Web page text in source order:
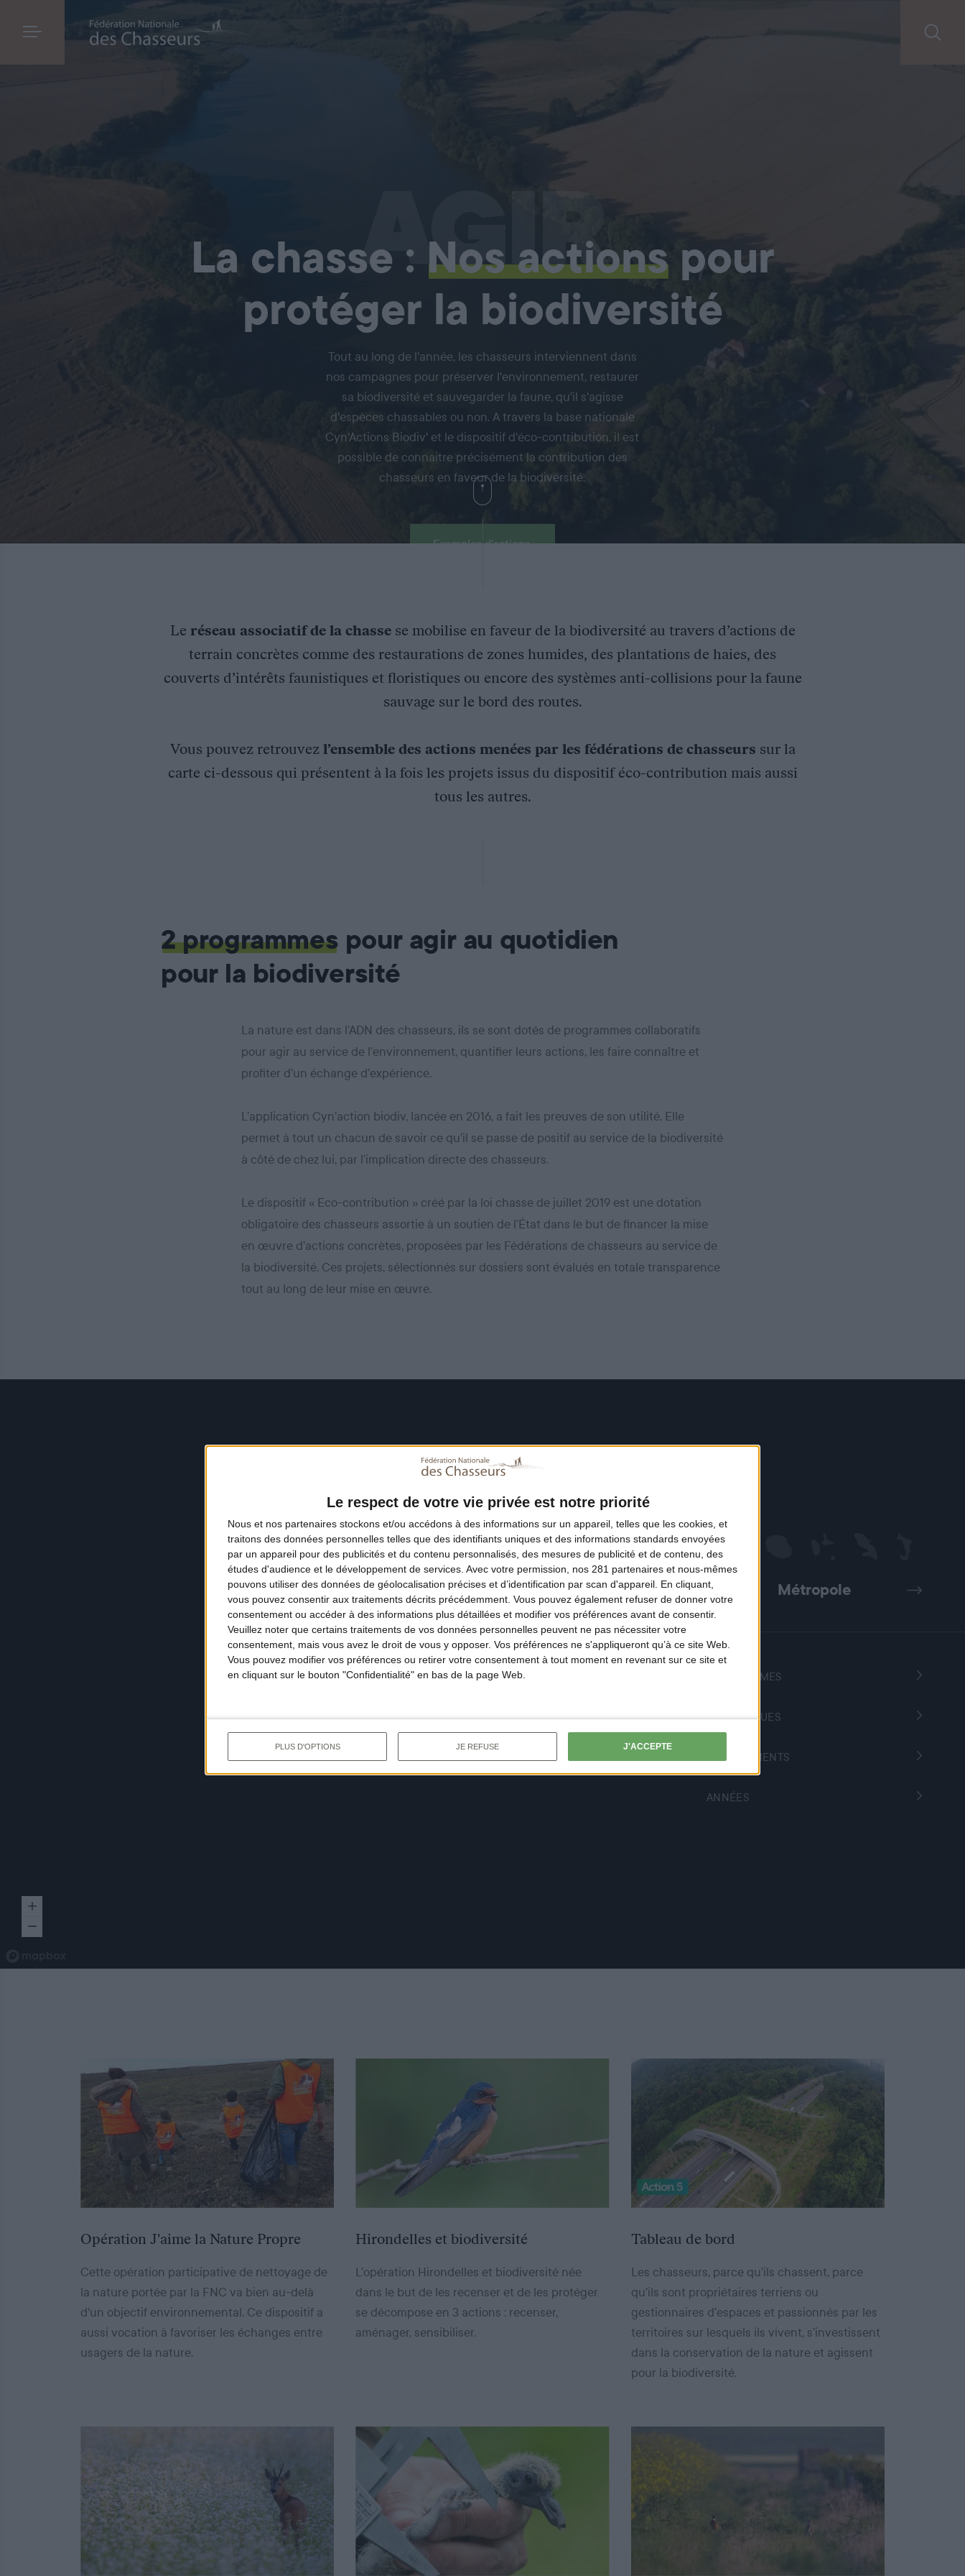
Le respect de votre vie privée est notre priorité
Nous et nos partenaires stockons et/ou accédons à des informations sur un appareil, telles que les cookies, et
traitons des données personnelles telles que des identifiants uniques et des informations standards envoyées
par un appareil pour des publicités et du contenu personnalisés, des mesures de publicité et de contenu, des
études d'audience et le développement de services. Avec votre permission, nos 281 partenaires et nous-mêmes
pouvons utiliser des données de géolocalisation précises et d’identification par scan d'appareil. En cliquant,
vous pouvez consentir aux traitements décrits précédemment. Vous pouvez également refuser de donner votre
consentement ou accéder à des informations plus détaillées et modifier vos préférences avant de consentir.
Veuillez noter que certains traitements de vos données personnelles peuvent ne pas nécessiter votre
consentement, mais vous avez le droit de vous y opposer. Vos préférences ne s'appliqueront qu’à ce site Web.
Vous pouvez modifier vos préférences ou retirer votre consentement à tout moment en revenant sur ce site et
en cliquant sur le bouton "Confidentialité" en bas de la page Web.
PLUS D'OPTIONS JE REFUSE J'ACCEPTE
AGIR
La chasse : Nos actionspour
protéger la biodiversité
Tout au long de l'année, les chasseurs interviennent dans
nos campagnes pour préserver l'environnement, restaurer
sa biodiversité et sauvegarder la faune, qu'il s'agisse
d'espèces chassables ou non. A travers la base nationale
Cyn'Actions Biodiv' et le dispositif d'éco-contribution, il est
possible de connaitre précisément la contribution des
chasseurs en faveur de la biodiversité.
Exemples d'actions
Le réseau associatif de la chassese mobilise en faveur de la biodiversité au travers d’actions de
terrain concrètes comme des restaurations de zones humides, des plantations de haies, des
couverts d’intérêts faunistiques et floristiques ou encore des systèmes anti-collisions pour la faune
sauvage sur le bord des routes.
Vous pouvez retrouvez l’ensemble des actions menées par les fédérations de chasseurs sur la
carte ci-dessous qui présentent à la fois les projets issus du dispositif éco-contribution mais aussi
tous les autres.
2 programmes pour agir au quotidien
pour la biodiversité
La nature est dans l’ADN des chasseurs, ils se sont dotés de programmes collaboratifs
pour agir au service de l’environnement, quantifier leurs actions, les faire connaître et
profiter d’un échange d’expérience.
L’application Cyn’action biodiv, lancée en 2016, a fait les preuves de son utilité. Elle
permet à tout un chacun de savoir ce qu’il se passe de positif au service de la biodiversité
à côté de chez lui, par l’implication directe des chasseurs.
Le dispositif « Eco-contribution » créé par la loi chasse de juillet 2019 est une dotation
obligatoire des chasseurs assortie à un soutien de l’État dans le but de financer la mise
en œuvre d’actions concrètes, proposées par les Fédérations de chasseurs au service de
la biodiversité. Ces projets, sélectionnés sur dossiers sont évalués en totale transparence
tout au long de leur mise en œuvre.
Précédent Métropole Suivant
PROGRAMMES
THÉMATIQUES
DÉPARTEMENTS
ANNÉES
Opération J'aime la Nature Propre
Cette opération participative de nettoyage de
la nature portée par la FNC va bien au-delà
d'un objectif environnemental. Ce dispositif a
aussi vocation à favoriser les échanges entre
usagers de la nature.
Hirondelles et biodiversité
L’opération Hirondelles et biodiversité née
dans le but de les recenser et de les protéger
se décompose en 3 actions : recenser,
aménager, sensibiliser.
Tableau de bord
Les chasseurs, parce qu’ils chassent, parce
qu’ils sont propriétaires terriens ou
gestionnaires d’espaces et passionnés par les
territoires sur lesquels ils vivent, s’investissent
dans la conservation de la nature et agissent
pour la biodiversité.